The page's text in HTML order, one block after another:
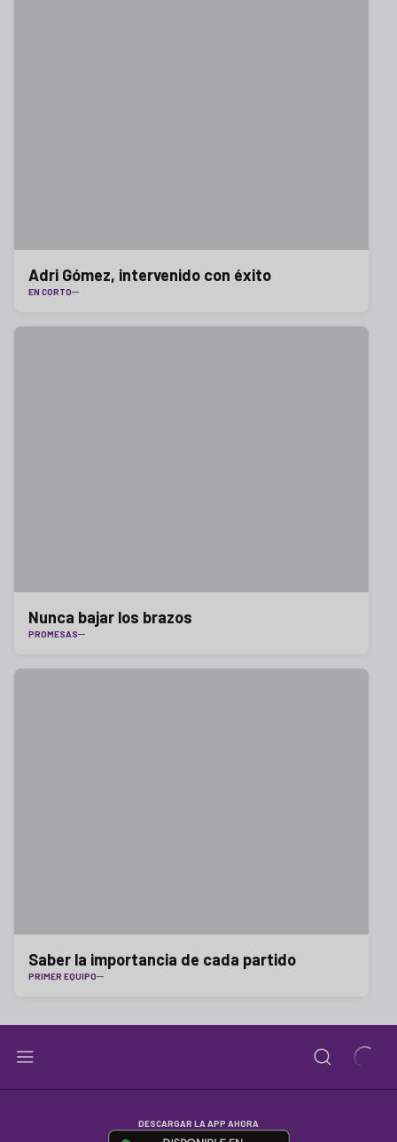
Adri Gómez, intervenido con éxito
EN CORTO
Nunca bajar los brazos
PROMESAS
Saber la importancia de cada partido
PRIMER EQUIPO
DESCARGAR LA APP AHORA